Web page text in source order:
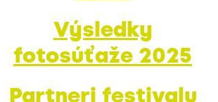
Výsledky
fotosúťaže 2025
Partneri festivalu